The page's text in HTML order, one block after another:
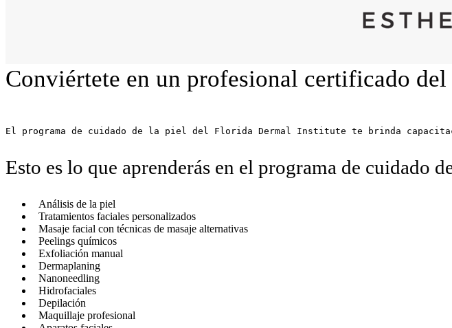
Conviértete en un profesional certificado
Esto es lo que aprenderás en el programa de cuidado
Análisis de la piel
Tratamientos faciales personalizados
Masaje facial con técnicas de masaje alternativas
Peelings químicos
Exfoliación manual
Dermaplaning
Nanoneedling
Hidrofaciales
Depilación
Maquillaje profesional